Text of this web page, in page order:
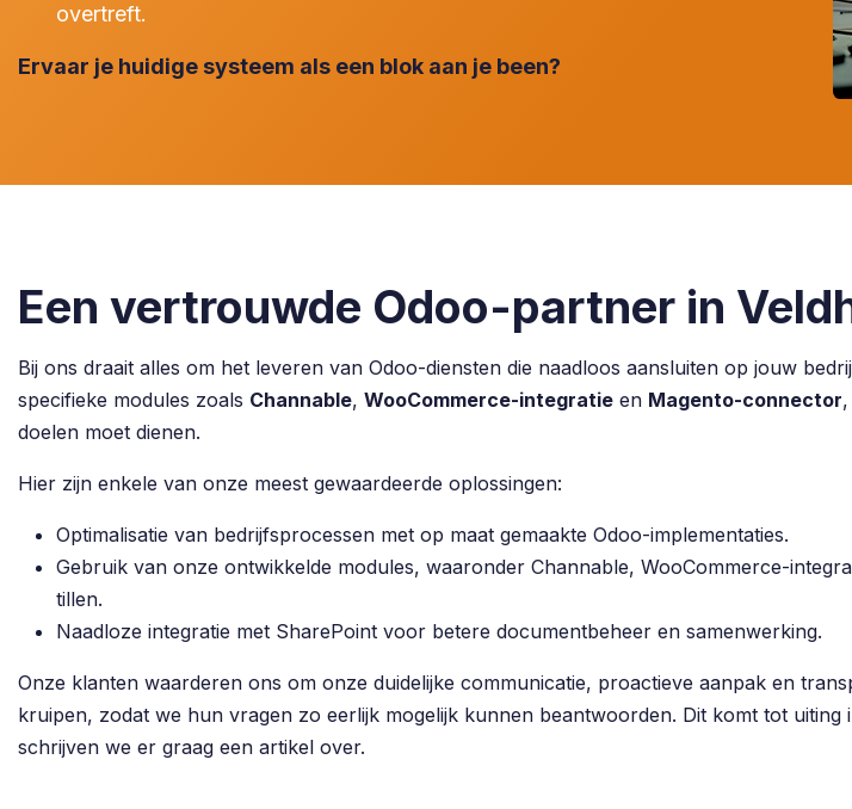
overtreft.
Ervaar je huidige systeem als een blok aan je been?
Een vertrouwde Odoo-partner in
Bij ons draait alles om het leveren van Odoo-diensten die naadloos aansluiten op jouw
specifieke modules zoals Channable, WooCommerce-integratie en Magento-connector
doelen moet dienen.
Hier zijn enkele van onze meest gewaardeerde oplossingen:
Optimalisatie van bedrijfsprocessen met op maat gemaakte Odoo-implementaties.
Gebruik van onze ontwikkelde modules, waaronder Channable, WooCommerce-
tillen.
Naadloze integratie met SharePoint voor betere documentbeheer en samenwerking.
Onze klanten waarderen ons om onze duidelijke communicatie, proactieve aanpak en
kruipen, zodat we hun vragen zo eerlijk mogelijk kunnen beantwoorden. Dit komt tot
schrijven we er graag een artikel over.